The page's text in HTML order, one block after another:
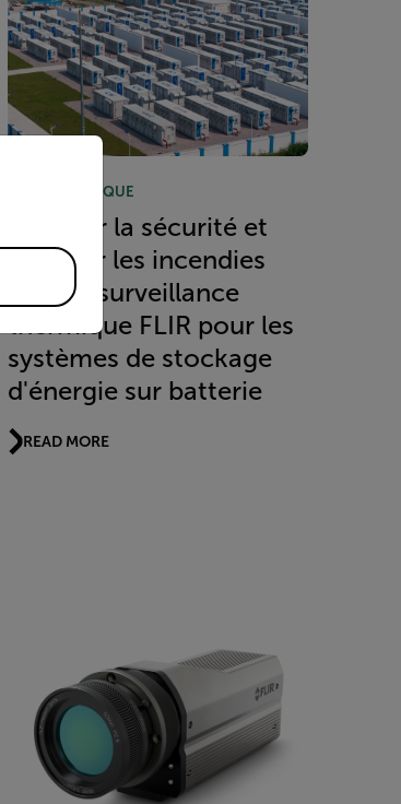
NOTE TECHNIQUE
Garantir la sécurité et
prévenir les incendies
avec la surveillance
thermique FLIR pour les
systèmes de stockage
d'énergie sur batterie
READ MORE
of our website.